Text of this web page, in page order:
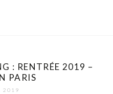
: RENTRÉE 2019 –
PARIS
2019